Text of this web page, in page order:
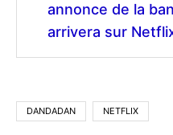
annonce de la
arrivera sur
DANDADAN NETFLIX